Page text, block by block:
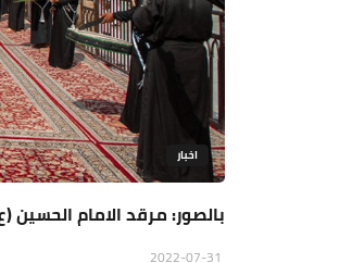
اخبار
بالصور: مرقد الامام الحسين